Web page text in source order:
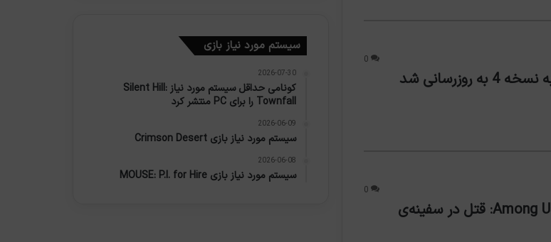
0
0
معرفی بازی امانگ آس| Among Us: قتل در سفینه‌ی
سیستم مورد نیاز بازی
2026-07-30
کونامی حداقل سیستم مورد نیاز Silent Hill:
Townfall را برای PC منتشر کرد
2026-06-09
سیستم مورد نیاز بازی Crimson Desert
2026-06-08
سیستم مورد نیاز بازی MOUSE: P.I. for Hire